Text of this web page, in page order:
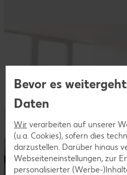
Bevor es
Daten
Wir verarbeiten auf unserer
(u.a. Cookies), sofern dies
darzustellen. Darüber hinaus
Webseiteneinstellungen, zur
personalisierter (Werbe-